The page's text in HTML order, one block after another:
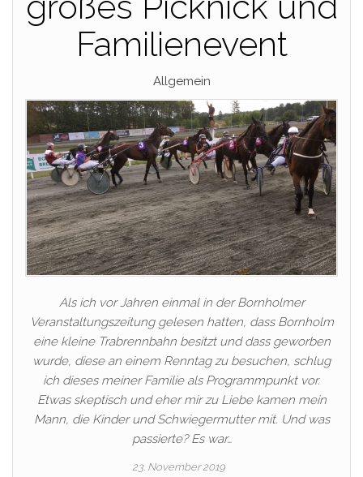
Familienevent
Allgemein
Als ich vor Jahren einmal in der Bornholmer
Veranstaltungszeitung gelesen hatten, dass Bornholm
eine kleine Trabrennbahn besitzt und dass geworben
wurde, diese an einem Renntag zu besuchen, schlug
ich dieses meiner Familie als Programmpunkt vor.
Etwas skeptisch und eher mir zu Liebe kamen mein
Mann, die Kinder und Schwiegermutter mit. Und was
passierte? Es war…
23. November 2019